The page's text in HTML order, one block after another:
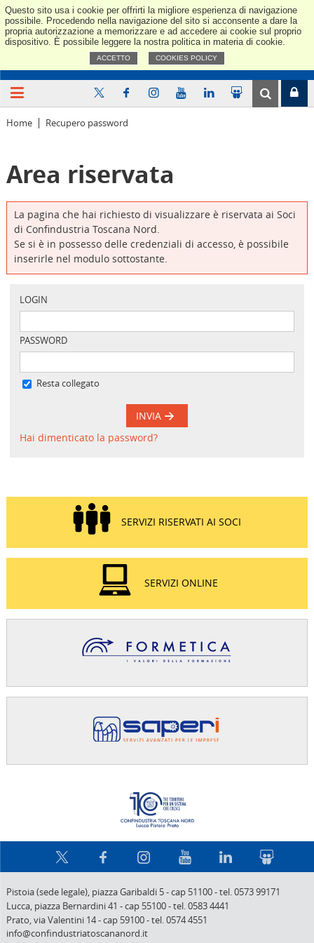
Questo sito usa i cookie per offrirti la migliore esperienza di navigazione
possibile. Procedendo nella navigazione del sito si acconsente a dare la
propria autorizzazione a memorizzare e ad accedere ai cookie sul proprio
dispositivo. È possibile leggere la nostra politica in materia di cookie.
ACCETTO COOKIES POLICY
Home Recupero password
Area riservata
La pagina che hai richiesto di visualizzare è riservata ai Soci
di Confindustria Toscana Nord.
Se si è in possesso delle credenziali di accesso, è possibile
inserirle nel modulo sottostante.
LOGIN
PASSWORD
Resta collegato
INVIA
Hai dimenticato la password?
SERVIZI RISERVATI AI SOCI
SERVIZI ONLINE
Pistoia (sede legale), piazza Garibaldi 5-cap 51100-tel. 0573 99171
Lucca, piazza Bernardini 41 -cap 55100-tel. 0583 4441
Prato,via Valentini 14-cap 59100-tel. 0574 4551
info@confindustriatoscananord.it